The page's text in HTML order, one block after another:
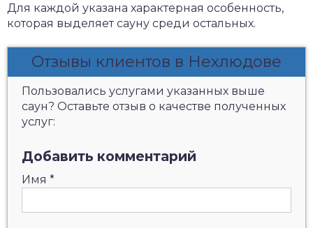
Для каждой указана характерная особенность,
которая выделяет сауну среди остальных.
Отзывы клиентов в Нехлюдове
Пользовались услугами указанных выше
саун? Оставьте отзыв о качестве полученных
услуг:
Добавить комментарий
Имя *